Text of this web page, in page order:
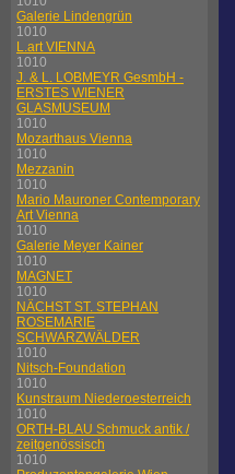
Galerie Lindengrün
1010
L.art VIENNA
1010
J. & L. LOBMEYR GesmbH -
ERSTES WIENER
GLASMUSEUM
1010
Mozarthaus Vienna
1010
Mezzanin
1010
Mario Mauroner Contemporary
Art Vienna
1010
Galerie Meyer Kainer
1010
MAGNET
1010
NÄCHST ST. STEPHAN
ROSEMARIE
SCHWARZWÄLDER
1010
Nitsch-Foundation
1010
Kunstraum Niederoesterreich
1010
ORTH-BLAU Schmuck antik /
zeitgenössisch
1010